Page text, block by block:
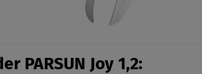
PARSUN Joy 1,2: